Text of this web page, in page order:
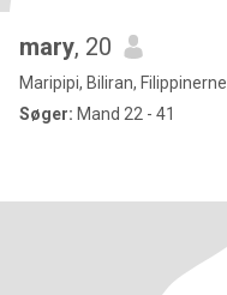
mary, 20
Maripipi, Biliran, Filippinerne
Søger: Mand 22 - 41